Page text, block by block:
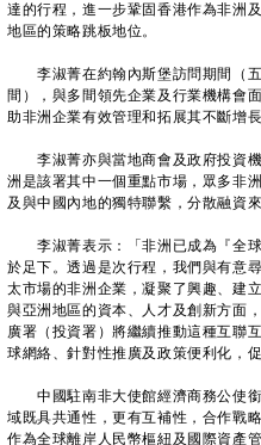
達的行程，進一步鞏固香港作為非洲
地區的策略跳板地位。
李淑菁在約翰內斯堡訪問期間（五
間），與多間領先企業及行業機構會
助非洲企業有效管理和拓展其不斷增長
李淑菁亦與當地商會及政府投資機
洲是該署其中一個重點市場，眾多非
及與中國內地的獨特聯繫，分散融資
李淑菁表示：「非洲已成為『全球
於足下。透過是次行程，我們與有意
太市場的非洲企業，凝聚了興趣、建
與亞洲地區的資本、人才及創新方面
廣署（投資署）將繼續推動這種互聯
球網絡、針對性推廣及政策便利化，
中國駐南非大使館經濟商務公使銜
域既具共通性，更有互補性，合作戰
作為全球離岸人民幣樞紐及國際資產